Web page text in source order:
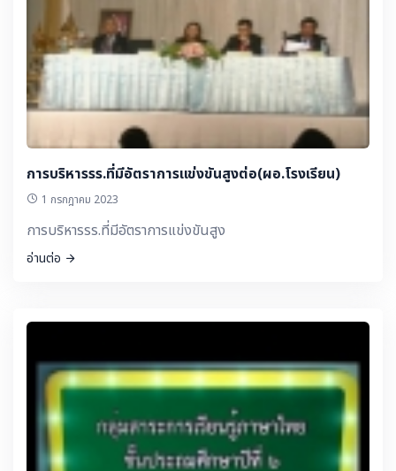
การบริหารรร.ที่มีอัตราการแข่งขันสูงต่อ(ผอ.โรงเรียน)
1 กรกฎาคม 2023
การบริหารรร.ที่มีอัตราการแข่งขันสูง
อ่านต่อ